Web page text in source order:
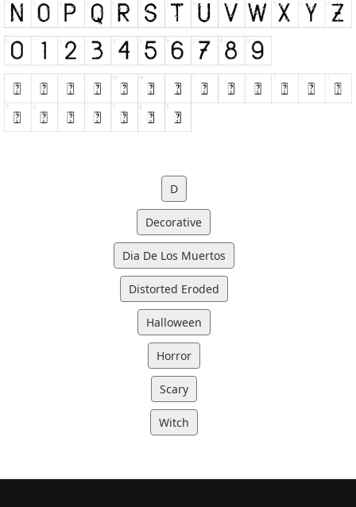
D
Decorative
Dia De Los Muertos
Distorted Eroded
Halloween
Horror
Scary
Witch